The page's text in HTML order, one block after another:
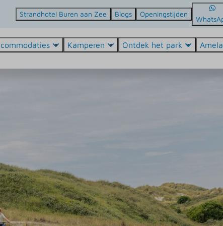
Strandhotel Buren aan Zee Blogs Openingstijden
Kamperen Ontdek het park